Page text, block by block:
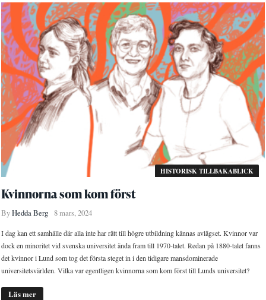
HISTORISK TILLBAKABLICK
Kvinnorna som kom först
ByHedda Berg 8 mars, 2024
I dag kan ett samhälle där alla inte har rätt till högre utbildning kännas avlägset. Kvinnor var
dock en minoritet vid svenska universitet ända fram till 1970-talet. Redan på 1880-talet fanns
det kvinnor i Lund som tog det första steget in i den tidigare mansdominerade
universitetsvärlden. Vilka var egentligen kvinnorna som kom först till Lunds universitet?
Läs mer